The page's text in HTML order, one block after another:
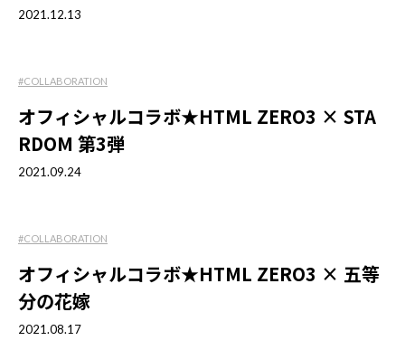
2021.12.13
#COLLABORATION
オフィシャルコラボ★HTML ZERO3 × STA
RDOM 第3弾
2021.09.24
#COLLABORATION
オフィシャルコラボ★HTML ZERO3 × 五等
分の花嫁
2021.08.17